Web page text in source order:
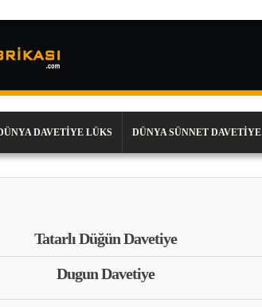
DAVETIYE LÜKS DÜNYA SÜNNET DAVETIYE
Tatarlı Düğün Davetiye
Dugun Davetiye